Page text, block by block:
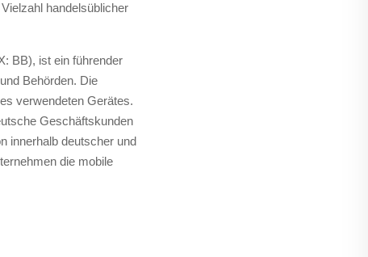
handelsüblicher
BB), ist ein führender
Behörden. Die
verwendeten Gerätes.
Geschäftskunden
innerhalb deutscher und
die mobile